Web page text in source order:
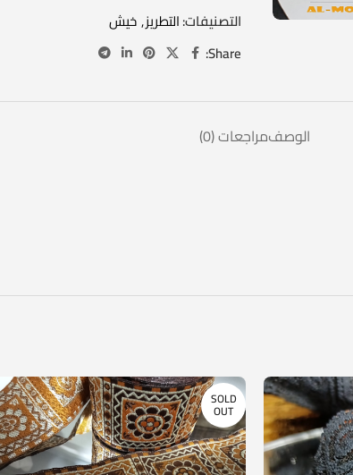
التصنيفات:التطريز,خيش
Share:
الوصفمراجعات (0)
SOLD
OUT